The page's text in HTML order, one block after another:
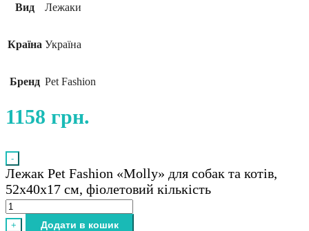
Вид Лежаки
Країна Україна
Бренд Pet Fashion
1158 грн.
-
Лежак Pet Fashion «Molly» для собак та котів,
52х40х17 см, фіолетовий кількість
+ Додати в кошик